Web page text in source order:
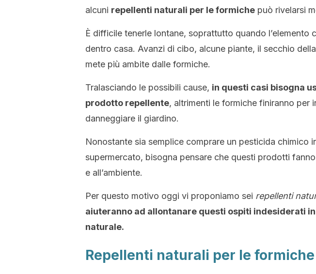
alcuni repellenti naturali per le formiche può rivelarsi
È difficile tenerle lontane, soprattutto quando l’elemento
dentro casa. Avanzi di cibo, alcune piante, il secchio
mete più ambite dalle formiche.
Tralasciando le possibili cause, in questi casi bisogna
prodotto repellente, altrimenti le formiche finiranno per
danneggiare il giardino.
Nonostante sia semplice comprare un pesticida chimico
supermercato, bisogna pensare che questi prodotti
e all’ambiente.
Per questo motivo oggi vi proponiamo sei repellenti
aiuteranno ad allontanare questi ospiti indesiderati
naturale.
Repellenti naturali per le formiche